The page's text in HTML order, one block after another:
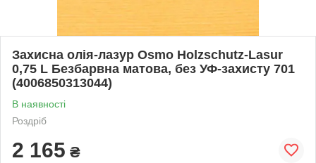
Захисна олія-лазур Osmo Holzschutz-Lasur
0,75 L Безбарвна матова, без УФ-захисту 701
(4006850313044)
В наявності
Роздріб
2 165 ₴